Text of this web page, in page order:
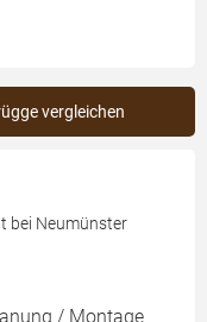
vergleichen
bei Neumünster
/ Montage